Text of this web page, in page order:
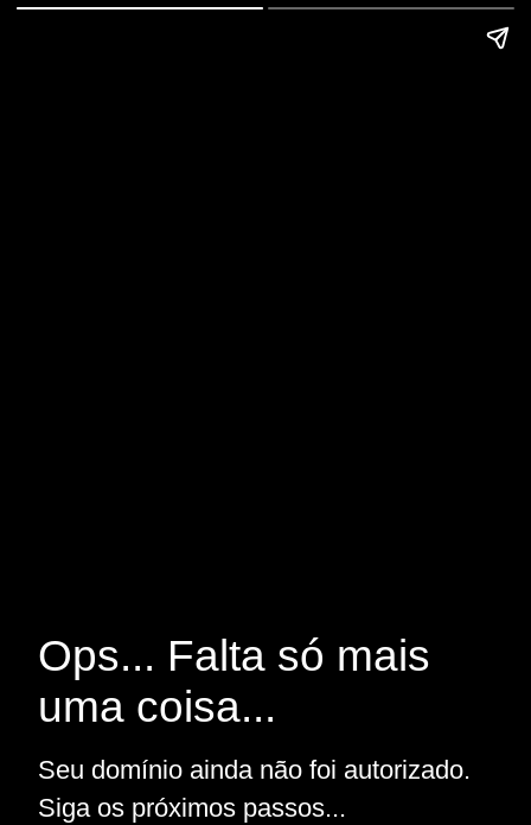
Ops... Falta só mais
uma coisa...
Seu domínio ainda não foi autorizado.
Siga os próximos passos...